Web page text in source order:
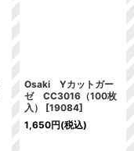
Osaki Yカットガー
ゼ CC3016（100枚
入）
[19084]
1,650円(税込)